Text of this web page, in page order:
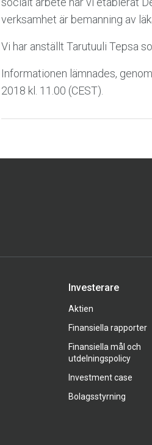
verksamhet är bemanning av
Vi har anställt Tarutuuli Tepsa
Informationen lämnades,
2018 kl. 11.00 (CEST).
Investerare
Aktien
Finansiella rapporter
Finansiella mål och
utdelningspolicy
Investment case
Bolagsstyrning